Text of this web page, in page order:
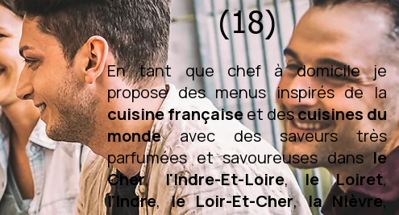
(18)
En tant que chef à domicile je
propose des menus inspirés de la
cuisine françaiseet descuisines du
mondeavec des saveurs très
parfumées et savoureuses dansle
Cher,l'Indre-Et-Loire,le Loiret,
l'Indre,le Loir-Et-Cher,la Nièvre,